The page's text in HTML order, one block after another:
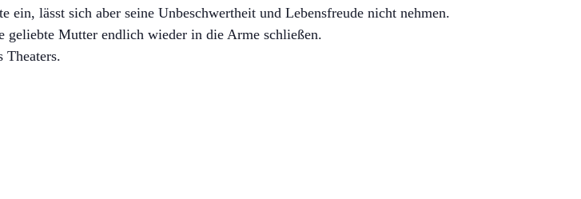
lässt sich aber seine Unbeschwertheit und Lebensfreude nicht nehmen.
geliebte Mutter endlich wieder in die Arme schließen.
Theaters.